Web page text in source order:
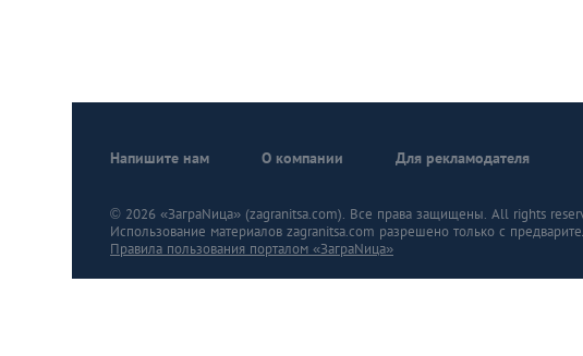
Напишите нам О компании Для рекламодателя
© 2026 «ЗаграNица» (zagranitsa.com). Все права защищены. All rights
Использование материалов zagranitsa.com разрешено только с
Правила пользования порталом «ЗаграNица»